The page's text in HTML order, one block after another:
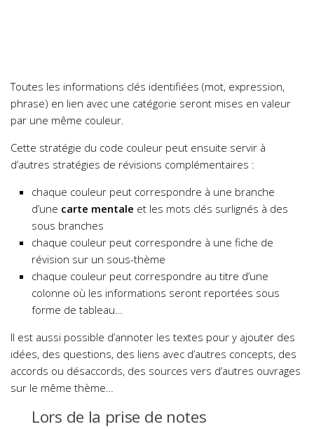
Toutes les informations clés identifiées (mot, expression,
phrase) en lien avec une catégorie seront mises en valeur
par une même couleur.
Cette stratégie du code couleur peut ensuite servir à
d’autres stratégies de révisions complémentaires :
chaque couleur peut correspondre à une branche
d’une carte mentale et les mots clés surlignés à des
sous branches
chaque couleur peut correspondre à une fiche de
révision sur un sous-thème
chaque couleur peut correspondre au titre d’une
colonne où les informations seront reportées sous
forme de tableau…
Il est aussi possible d’annoter les textes pour y ajouter des
idées, des questions, des liens avec d’autres concepts, des
accords ou désaccords, des sources vers d’autres ouvrages
sur le même thème…
Lors de la prise de notes